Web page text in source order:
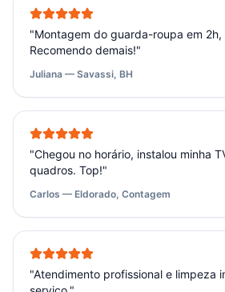
"Montagem do guarda-roupa em
Recomendo demais!"
Juliana — Savassi, BH
"Chegou no horário, instalou minha
quadros. Top!"
Carlos — Eldorado, Contagem
"Atendimento profissional e limpeza